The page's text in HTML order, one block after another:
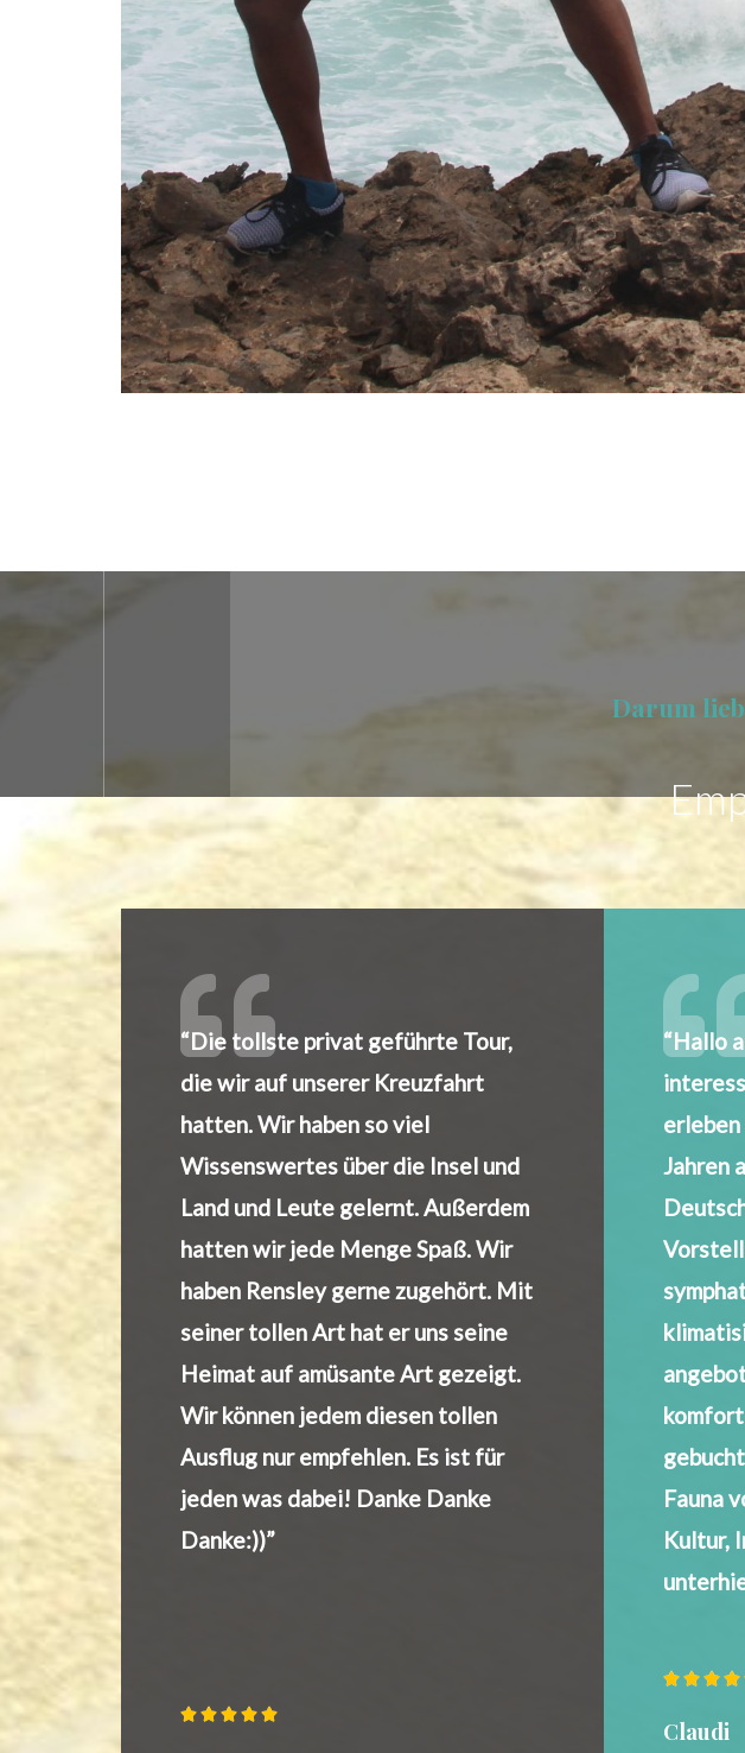
Darum
“Die tollste privat geführte Tour,
die wir auf unserer Kreuzfahrt
hatten. Wir haben so viel
Wissenswertes über die Insel und
Land und Leute gelernt. Außerdem
hatten wir jede Menge Spaß. Wir
haben Rensley gerne zugehört. Mit
seiner tollen Art hat er uns seine
Heimat auf amüsante Art gezeigt.
Wir können jedem diesen tollen
Ausflug nur empfehlen. Es ist für
jeden was dabei! Danke Danke
Danke:))”
    
“Hallo
erleben
Jahren
Fauna
Kultur,
   
Claudi